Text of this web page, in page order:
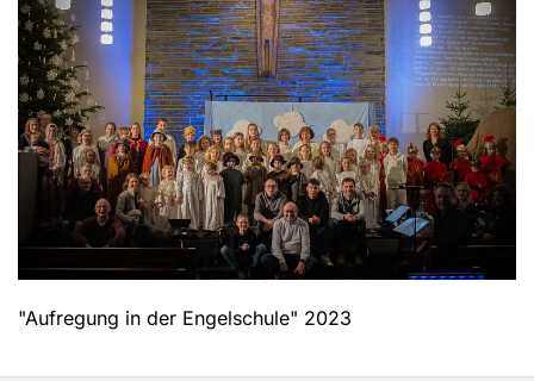
"Aufregung in der Engelschule" 2023